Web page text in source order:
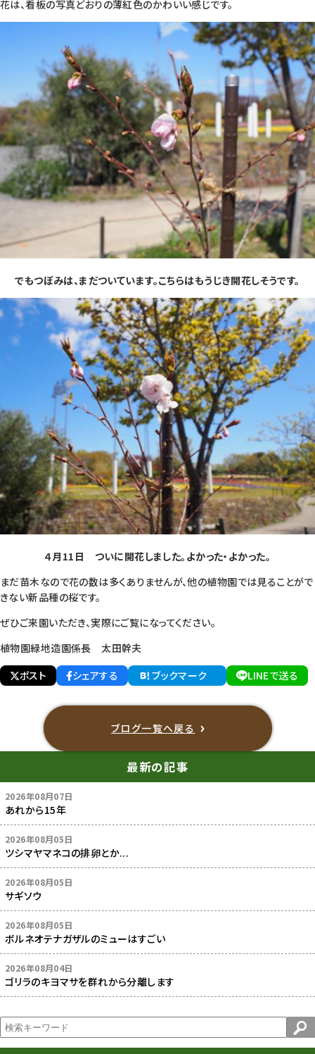
花は、看板の写真どおりの薄紅色のかわいい感じです。
でもつぼみは、まだついています。こちらはもうじき開花しそうです。
４月11日 ついに開花しました。よかった・よかった。
まだ苗木なので花の数は多くありませんが、他の植物園では見ることがで
きない新品種の桜です。
ぜひご来園いただき、実際にご覧になってください。
植物園緑地造園係長 太田幹夫
ポスト
シェアする ブックマーク LINEで送る
ブログ一覧へ戻る
最新の記事
2026年08月07日
あれから15年
2026年08月05日
ツシマヤマネコの排卵とか...
2026年08月05日
サギソウ
2026年08月05日
ボルネオテナガザルのミューはすごい
2026年08月04日
ゴリラのキヨマサを群れから分離します